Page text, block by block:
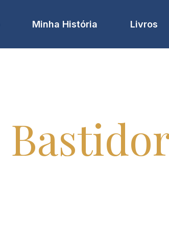
Minha História Livros